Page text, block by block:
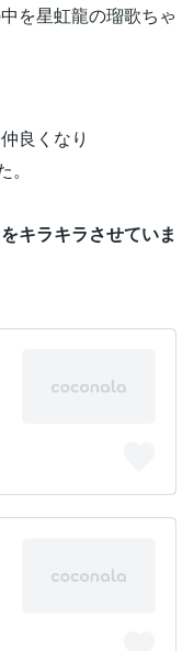
を星虹龍の瑠歌ちゃ
良くなり
キラキラさせていま